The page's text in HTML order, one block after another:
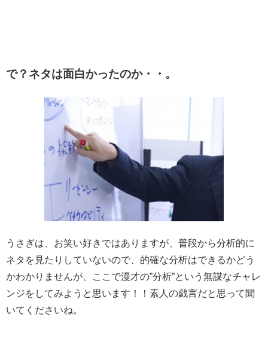
で？ネタは面白かったのか・・。
うさぎは、お笑い好きではありますが、普段から分析的に
ネタを見たりしていないので、的確な分析はできるかどう
かわかりませんが、
ここで漫才の”分析”という無謀なチャレ
ンジをしてみようと思います！！ 素人の戯言だと思って聞
いてくださいね。